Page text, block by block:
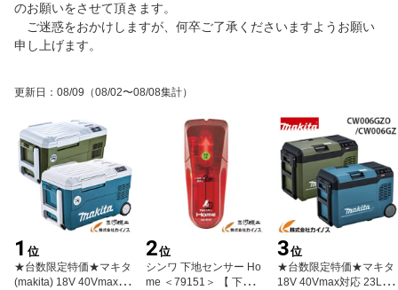
のお願いをさせて頂きます。
ご迷惑をおかけしますが、何卒ご了承くださいますようお願い
申し上げます。
更新日 ： 08/09 （08/02〜08/08集計）
1 位
★台数限定特価★マキタ
(makita) 18V 40Vmax対
2位
シンワ 下地センサー Ho
me ＜79151＞ 【 下地 確
3位
★台数限定特価★マキタ
18V 40Vmax対応 23L 充